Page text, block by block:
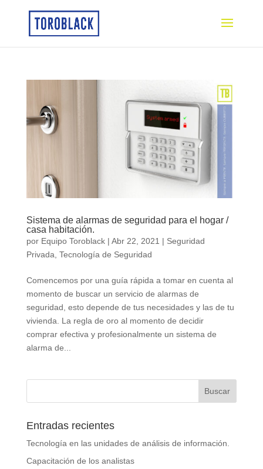
Sistema de alarmas de seguridad para el hogar /
casa habitación.
por Equipo Toroblack| Abr 22, 2021 | Seguridad
Privada Tecnología de Seguridad
Comencemos por una guía rápida a tomar en cuenta al
momento de buscar un servicio de alarmas de
seguridad, esto depende de tus necesidades y las de tu
vivienda. La regla de oro al momento de decidir
comprar efectiva y profesionalmente un sistema de
alarma de...
Entradas recientes
Tecnología en las unidades de análisis de información.
Capacitación de los analistas